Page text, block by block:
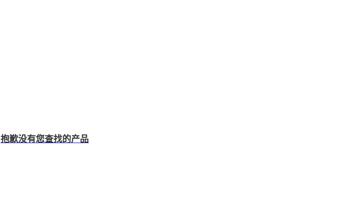
抱歉没有您查找的产品